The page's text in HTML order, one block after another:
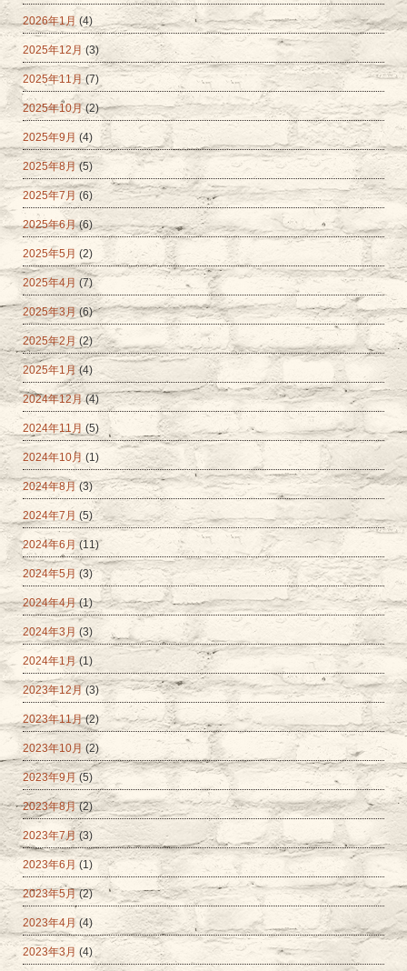
2026年1月 (4)
2025年12月 (3)
2025年11月(7)
2025年10月(2)
2025年9月 (4)
2025年8月 (5)
2025年7月 (6)
2025年6月(6)
2025年5月 (2)
2025年4月 (7)
2025年3月(6)
2025年2月 (2)
2025年1月(4)
2024年12月(4)
2024年11月 (5)
2024年10月 (1)
2024年8月 (3)
2024年7月 (5)
2024年6月(11)
2024年5月 (3)
2024年4月(1)
2024年3月 (3)
2024年1月(1)
2023年12月(3)
2023年11月(2)
2023年10月 (2)
2023年9月 (5)
2023年8月(2)
2023年7月 (3)
2023年6月 (1)
2023年5月(2)
2023年4月 (4)
2023年3月 (4)